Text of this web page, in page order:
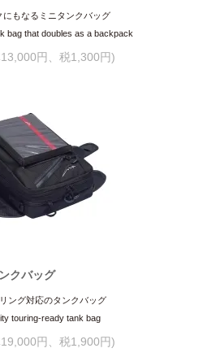
にもなるミニタンクバッグ
bag that doubles as a backpack
円、税1,300円)
クバッグ
ング対応のタンクバッグ
touring-ready tank bag
円、税1,900円)